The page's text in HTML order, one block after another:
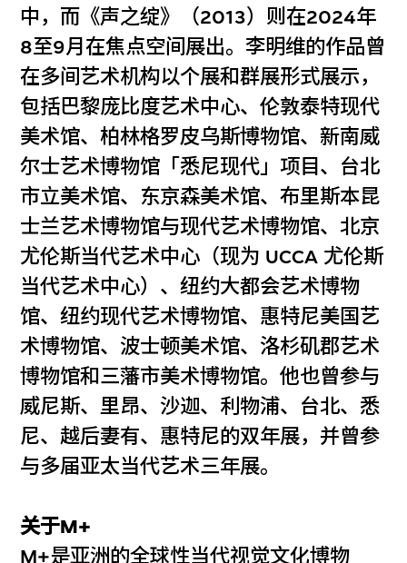
中，而《声之绽》（2013）则在2024年
8至9月在焦点空间展出。李明维的作品曾
在多间艺术机构以个展和群展形式展示，
包括巴黎庞比度艺术中心、伦敦泰特现代
美术馆、柏林格罗皮乌斯博物馆、新南威
尔士艺术博物馆「悉尼现代」项目、台北
市立美术馆、东京森美术馆、布里斯本昆
士兰艺术博物馆与现代艺术博物馆、北京
尤伦斯当代艺术中心（现为 UCCA 尤伦斯
当代艺术中心）、纽约大都会艺术博物
馆、纽约现代艺术博物馆、惠特尼美国艺
术博物馆、波士顿美术馆、洛杉矶郡艺术
博物馆和三藩市美术博物馆。他也曾参与
威尼斯、里昂、沙迦、利物浦、台北、悉
尼、越后妻有、惠特尼的双年展，并曾参
与多届亚太当代艺术三年展。
关于M+
M+是亚洲的全球性当代视觉文化博物